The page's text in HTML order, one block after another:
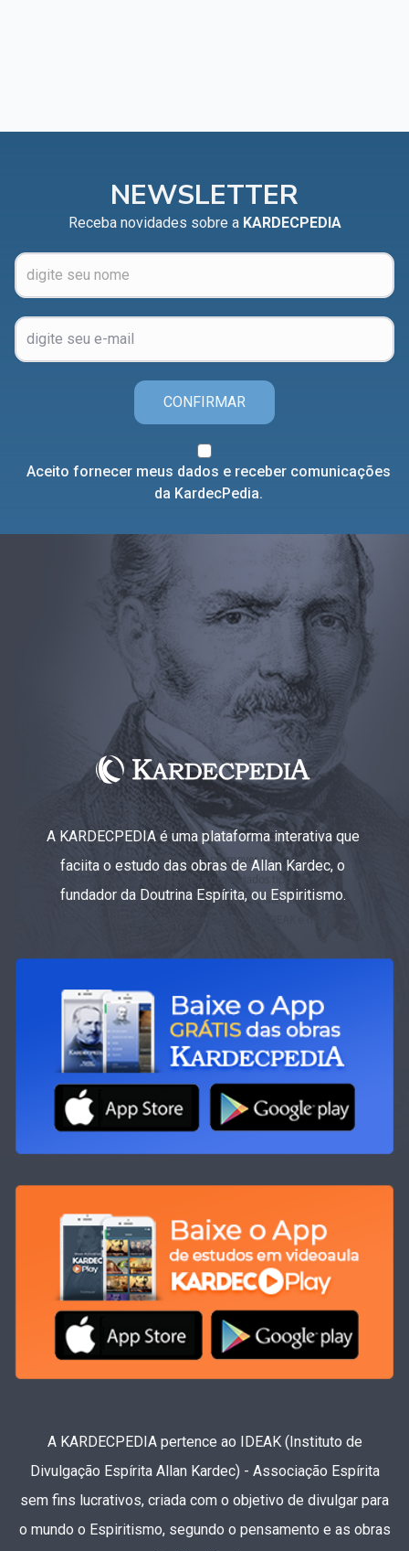
NEWSLETTER
Receba novidades sobre a KARDECPEDIA
CONFIRMAR
Aceito fornecer meus dados e receber comunicações
da KardecPedia.
A KARDECPEDIA é uma plataforma interativa que
faciita o estudo das obras de Allan Kardec, o
fundador da Doutrina Espírita, ou Espiritismo.
A KARDECPEDIA pertence ao IDEAK (Instituto de
Divulgação Espírita Allan Kardec) - Associação Espírita
sem fins lucrativos, criada com o objetivo de divulgar para
o mundo o Espiritismo, segundo o pensamento e as obras